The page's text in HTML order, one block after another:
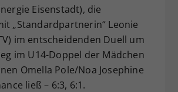
Eisenstadt), die
„Standardpartnerin“ Leonie
im entscheidenden Duell um
im U14-Doppel der Mädchen
Omella Pole/Noa Josephine
ließ – 6:3, 6:1.